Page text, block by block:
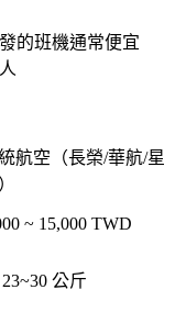
的班機通常便宜
航空（長榮/華航/星
~ 15,000 TWD
公斤